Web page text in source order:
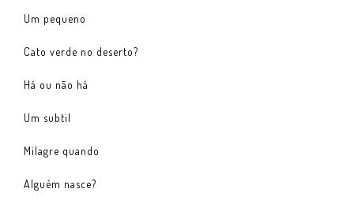
Um pequeno
Cato verde no deserto?
Há ou não há
Um subtil
Milagre quando
Alguém nasce?